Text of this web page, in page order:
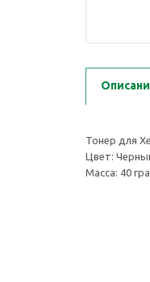
Тонер для
Цвет:
Масса: 40